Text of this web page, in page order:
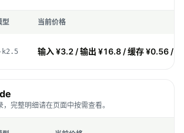
型 当前价格
输入 ¥3.2 / 输出 ¥16.8 / 缓存 ¥0.56 /
完整明细请在页面中按需查看。